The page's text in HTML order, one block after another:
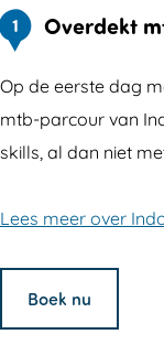
1 Overdekt
Op de eerste dag
mtb-parcour van
skills, al dan niet
Lees meer over
Boek nu